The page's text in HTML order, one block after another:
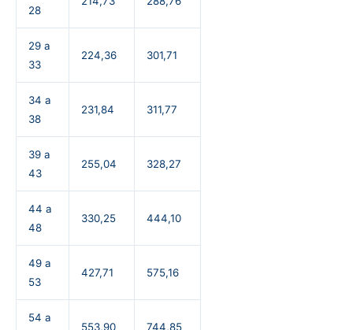
28
29 a
33
224,36 301,71
34 a
38
231,84 311,77
39 a
43
255,04 328,27
44 a
48
330,25 444,10
49 a
53
427,71 575,16
54 a
553,90 744,85